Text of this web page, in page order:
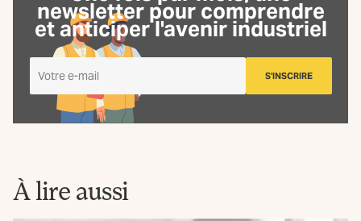
newsletterpour comprendre
et anticiper l'avenir industriel
m'inscris
à
S'INSCRIRE
À lire aussi